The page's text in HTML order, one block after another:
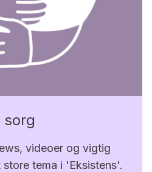
videoer og vigtig
tema i 'Eksistens'.